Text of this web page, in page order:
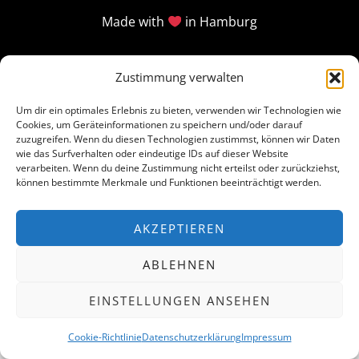
Zustimmung verwalten
Um dir ein optimales Erlebnis zu bieten, verwenden wir Technologien wie
Cookies, um Geräteinformationen zu speichern und/oder darauf
zuzugreifen. Wenn du diesen Technologien zustimmst, können wir Daten
wie das Surfverhalten oder eindeutige IDs auf dieser Website
verarbeiten. Wenn du deine Zustimmung nicht erteilst oder zurückziehst,
können bestimmte Merkmale und Funktionen beeinträchtigt werden.
AKZEPTIEREN
ABLEHNEN
EINSTELLUNGEN ANSEHEN
Cookie-RichtlinieDatenschutzerklärungImpressum
Made with in Hamburg